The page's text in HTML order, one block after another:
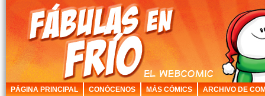
PÁGINA PRINCIPAL CONÓCENOS MÁS CÓMICS ARCHIVO DE